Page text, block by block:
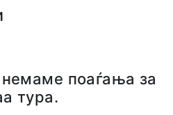
поаѓања за
тура.